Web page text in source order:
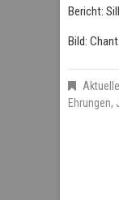
Bericht:
Bild:
Ehrungen,